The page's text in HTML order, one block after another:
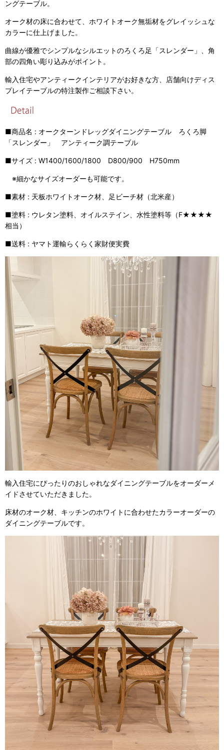
ングテーブル。
オーク材の床に合わせて、ホワイトオーク無垢材をグレイッシュな
カラーに仕上げました。
曲線が優雅でシンプルなシルエットのろくろ足「スレンダー」、角
部の四角い彫り込みがポイント。
輸入住宅やアンティークインテリアがお好きな方、店舗向けディス
プレイテーブルの特注製作ご相談下さい。
■商品名 : オークターンドレッグダイニングテーブル ろくろ脚
「スレンダー」 アンティーク調テーブル
■サイズ : W1400/1600/1800 D800/900 H750mm
※細かなサイズオーダーも可能です。
■素材 : 天板ホワイトオーク材、足ビーチ材（北米産）
■塗料 : ウレタン塗料、オイルステイン、水性塗料等（F★★★★
相当）
■送料 : ヤマト運輸らくらく家財便実費
輸入住宅にぴったりのおしゃれなダイニングテーブルをオーダーメ
イドさせていただきました。
床材のオーク材、キッチンのホワイトに合わせたカラーオーダーの
ダイニングテーブルです。